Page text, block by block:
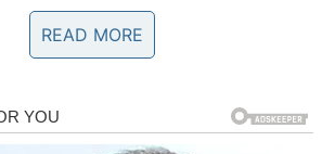
ulazi u fazu veće bliskosti,
ili konačno shvatiti koliko ste mu
osećali emotivno usamljeno – sada
READ MORE